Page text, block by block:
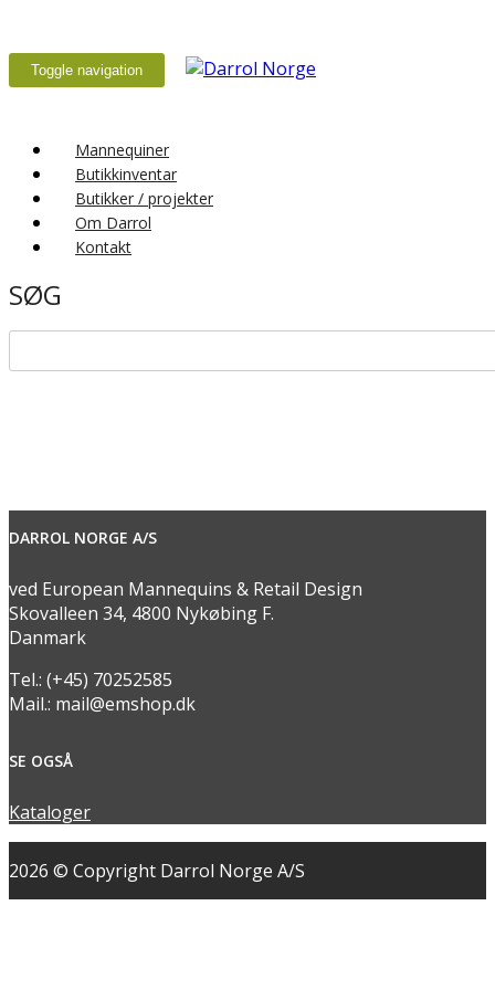
Toggle navigation
Mannequiner
Butikkinventar
Butikker / projekter
Om Darrol
Kontakt
SØG
DARROL NORGE A/S
ved European Mannequins & Retail Design
Skovalleen 34, 4800 Nykøbing F.
Danmark
Tel.: (+45) 70252585
Mail.: mail@emshop.dk
SE OGSÅ
Kataloger
2026 © Copyright Darrol Norge A/S